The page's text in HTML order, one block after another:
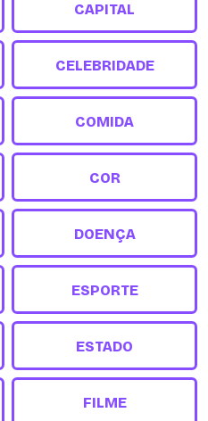
CAPITAL
CELEBRIDADE
COMIDA
COR
DOENÇA
ESPORTE
ESTADO
FILME